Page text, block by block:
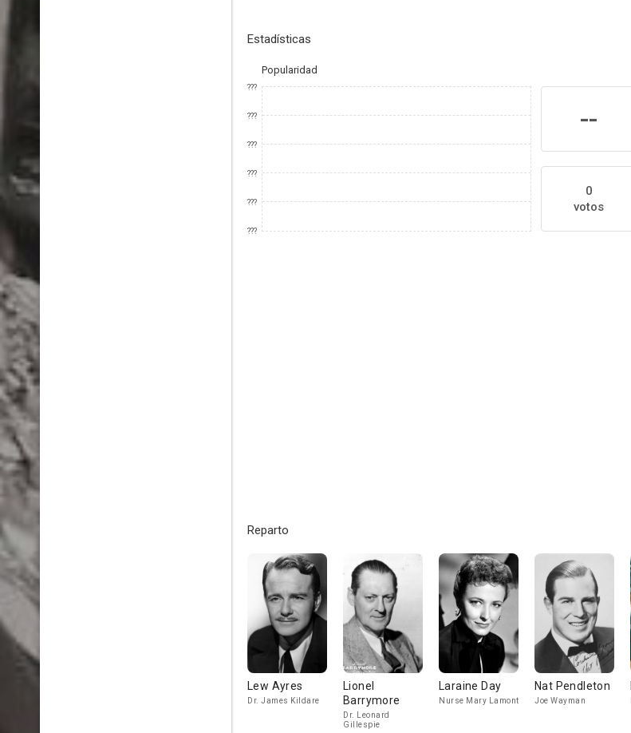
Estadísticas
Popularidad
???
???
???
???
???
???
--
0
votos
Reparto
Lew Ayres
Dr. James Kildare
Lionel
Barrymore
Dr. Leonard
Gillespie
Laraine Day
Nurse Mary Lamont
Nat Pendleton
Joe Wayman